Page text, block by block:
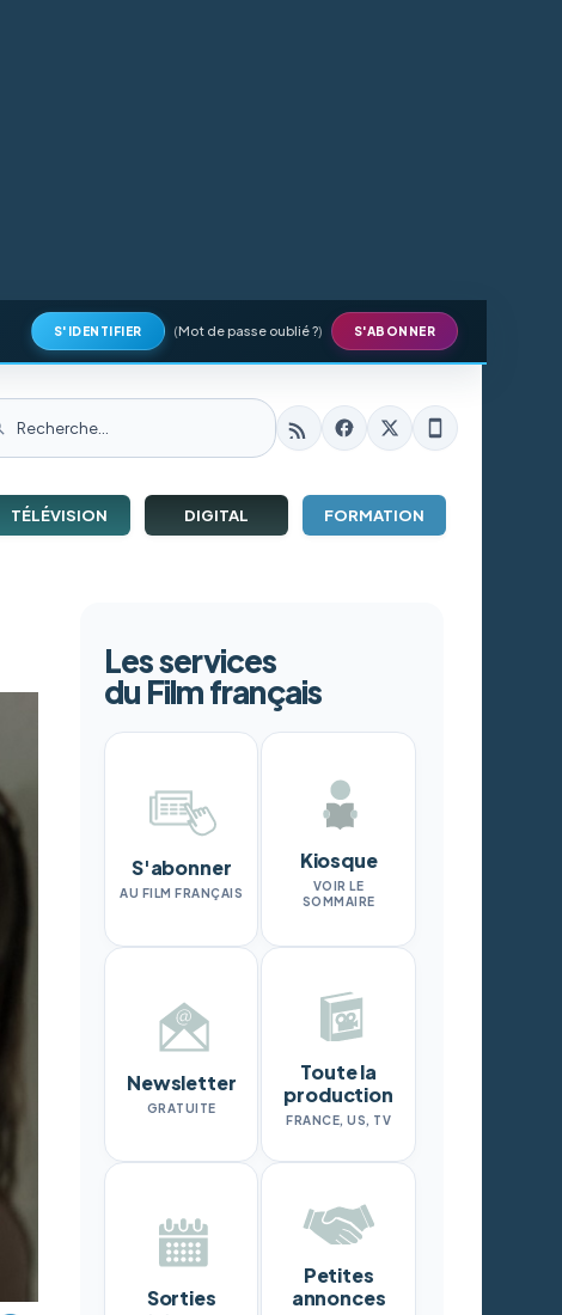
S'IDENTIFIER (Mot de passe oublié ?) S'ABONNER
TÉLÉVISION DIGITAL FORMATION
Les services
du Film français
S'abonner
AU FILM FRANÇAIS
Kiosque
VOIR LE
SOMMAIRE
Newsletter
GRATUITE
Toute la
production
FRANCE, US, TV
Sorties
Petites
annonces